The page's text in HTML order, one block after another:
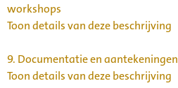
workshops
Toon details van deze beschrijving
9. Documentatie en aantekeningen
Toon details van deze beschrijving